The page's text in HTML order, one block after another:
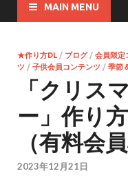
MAIN MENU
★作り方DL / ブログ/ 会員限定
ツ / 子供会員コンテンツ / 季節
「クリス
ー」作り
（有料会
2023年12月21日